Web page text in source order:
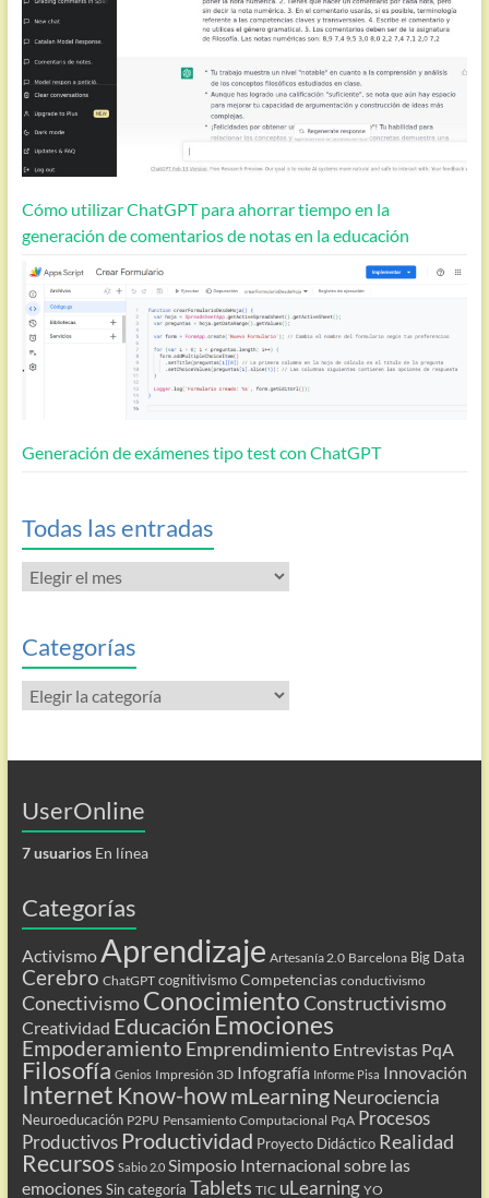
Cómo utilizar ChatGPT para ahorrar tiempo en la
generación de comentarios de notas en la educación
Generación de exámenes tipo test con ChatGPT
Todas las entradas
Todas
las
Categorías
Categorías
UserOnline
7 usuariosEn línea
Categorías
ActivismoAprendizaje Artesanía 2.0 Barcelona Big Data
Cerebro ChatGPT cognitivismo Competencias conductivismo
ConectivismoConocimientoConstructivismo
Creatividad Educación Emociones
Empoderamiento Emprendimiento Entrevistas PqA
Filosofía Genios Impresión 3D Infografía Informe Pisa Innovación
Internet Know-howmLearning Neurociencia
Neuroeducación P2PU Pensamiento Computacional PqA Procesos
Productivos Productividad Proyecto Didáctico Realidad
Recursos Sabio 2.0 Simposio Internacional sobre las
emociones Sin categoría Tablets TIC uLearning YO